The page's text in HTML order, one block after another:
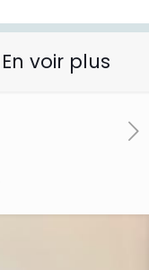
En voir plus